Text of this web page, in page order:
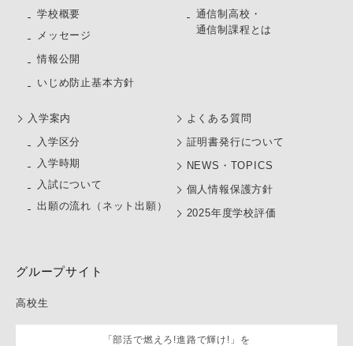
学校概要
メッセージ
情報公開
いじめ防止基本方針
通信制高校・
通信制課程とは
⼊学案内
⼊学区分
入学時期
入試について
出願の流れ（ネット出願）
よくある質問
証明書発行について
NEWS・TOPICS
個人情報保護方針
2025年度学校評価
グループサイト
高校生
「部活で燃えろ!進路で輝け!」を